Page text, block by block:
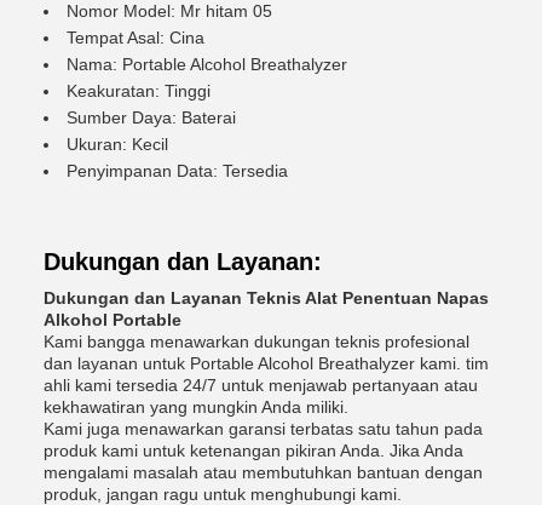
Nomor Model: Mr hitam 05
Tempat Asal: Cina
Nama: Portable Alcohol Breathalyzer
Keakuratan: Tinggi
Sumber Daya: Baterai
Ukuran: Kecil
Penyimpanan Data: Tersedia
Dukungan dan Layanan:
Dukungan dan Layanan Teknis Alat Penentuan Napas
Alkohol Portable
Kami bangga menawarkan dukungan teknis profesional
dan layanan untuk Portable Alcohol Breathalyzer kami. tim
ahli kami tersedia 24/7 untuk menjawab pertanyaan atau
kekhawatiran yang mungkin Anda miliki.
Kami juga menawarkan garansi terbatas satu tahun pada
produk kami untuk ketenangan pikiran Anda. Jika Anda
mengalami masalah atau membutuhkan bantuan dengan
produk, jangan ragu untuk menghubungi kami.